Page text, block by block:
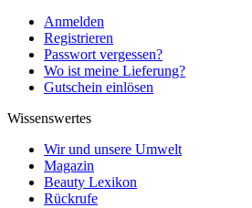
Anmelden
Registrieren
Passwort vergessen?
Wo ist meine Lieferung?
Gutschein einlösen
Wissenswertes
Wir und unsere Umwelt
Magazin
Beauty Lexikon
Rückrufe